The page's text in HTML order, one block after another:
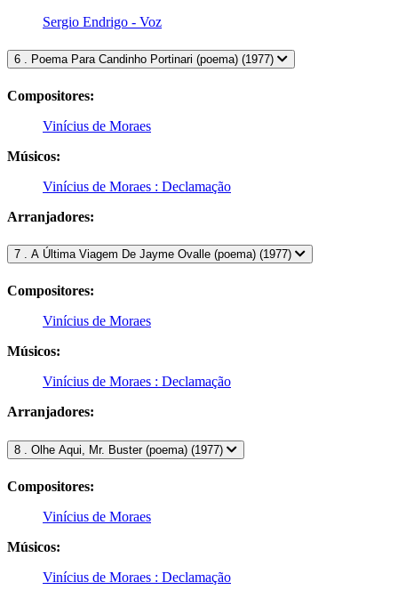
Sergio Endrigo - Voz
6 . Poema Para Candinho Portinari (poema) (1977)
Compositores:
Vinícius de Moraes
Músicos:
Vinícius de Moraes : Declamação
Arranjadores:
7 . A Última Viagem De Jayme Ovalle (poema) (1977)
Compositores:
Vinícius de Moraes
Músicos:
Vinícius de Moraes : Declamação
Arranjadores:
8 . Olhe Aqui, Mr. Buster (poema) (1977)
Compositores:
Vinícius de Moraes
Músicos:
Vinícius de Moraes : Declamação